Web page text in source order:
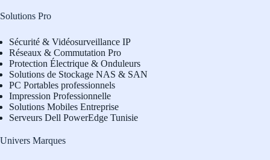
Solutions Pro
Sécurité & Vidéosurveillance IP
Réseaux & Commutation Pro
Protection Électrique & Onduleurs
Solutions de Stockage NAS & SAN
PC Portables professionnels
Impression Professionnelle
Solutions Mobiles Entreprise
Serveurs Dell PowerEdge Tunisie
Univers Marques